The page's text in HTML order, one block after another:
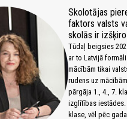
Skolotājas
faktors valsts
skolās ir
Tūdaļ beigsies
ar to Latvijā
mācībām tikai
rudens uz
pārgāja 1., 4., 7.
izglītības iestādes.
klase, vēl pēc